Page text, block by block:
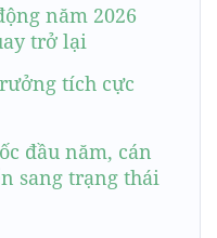
năm 2026
trở lại
tích cực
đầu năm, cán
sang trạng thái